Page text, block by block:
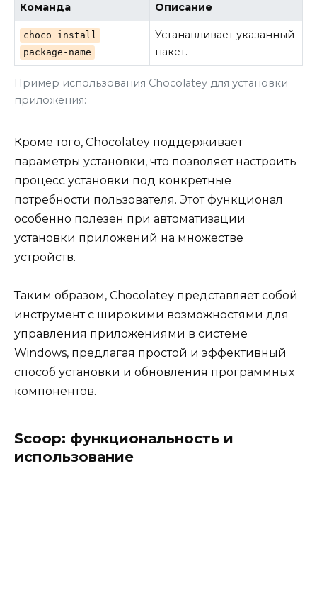
Пример использования Chocolatey для установки
приложения:
Команда Описание
choco install
package-name
Устанавливает указанный
пакет.
Кроме того, Chocolatey поддерживает
параметры установки, что позволяет настроить
процесс установки под конкретные
потребности пользователя. Этот функционал
особенно полезен при автоматизации
установки приложений на множестве
устройств.
Таким образом, Chocolatey представляет собой
инструмент с широкими возможностями для
управления приложениями в системе
Windows, предлагая простой и эффективный
способ установки и обновления программных
компонентов.
Scoop: функциональность и
использование